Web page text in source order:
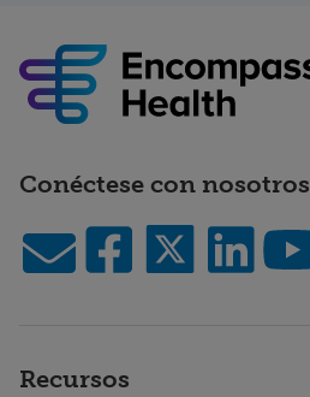
Conéctese con nosotros
Recursos